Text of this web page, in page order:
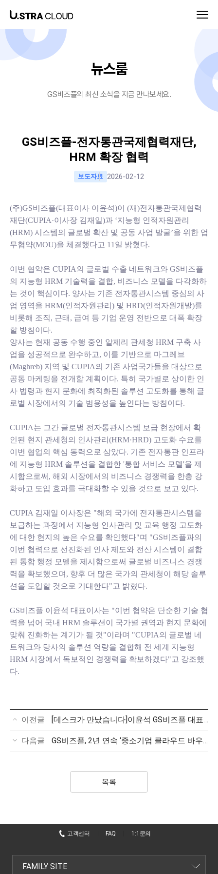
뉴스룸-GS비즈플
뉴스룸
GS비즈플의 최신 소식을 지금 만나보세요.
GS비즈플-전자통관국제협력재단,
HRM 확장 협력
보도자료 2026-02-12
(주)GS비즈플(대표이사 이윤석)이 (재)전자통관국제협력
재단(CUPIA·이사장 김재일)과 ‘지능형 인적자원관리
(HRM) 시스템의 글로벌 확산 및 공동 사업 발굴’을 위한 업
무협약(MOU)을 체결했다고 11일 밝혔다.
이번 협약은 CUPIA의 글로벌 수출 네트워크와 GS비즈플
의 지능형 HRM 기술력을 결합, 비즈니스 모델을 다각화하
는 것이 핵심이다. 양사는 기존 전자통관시스템 중심의 사
업 영역을 HRM(인적자원관리) 및 HRD(인적자원개발)를
비롯해 조직, 근태, 급여 등 기업 운영 전반으로 대폭 확장
할 방침이다.
양사는 현재 공동 수행 중인 알제리 관세청 HRM 구축 사
업을 성공적으로 완수하고, 이를 기반으로 마그레브
(Maghreb) 지역 및 CUPIA의 기존 사업국가들을 대상으로
공동 마케팅을 전개할 계획이다. 특히 국가별로 상이한 인
사 법령과 현지 문화에 최적화된 솔루션 고도화를 통해 글
로벌 시장에서의 기술 범용성을 높인다는 방침이다.
CUPIA는 그간 글로벌 전자통관시스템 보급 현장에서 확
인된 현지 관세청의 인사관리(HRM·HRD) 고도화 수요를
이번 협업의 핵심 동력으로 삼았다. 기존 전자통관 인프라
에 지능형 HRM 솔루션을 결합한 '통합 서비스 모델'을 제
시함으로써, 해외 시장에서의 비즈니스 경쟁력을 한층 강
화하고 도입 효과를 극대화할 수 있을 것으로 보고 있다.
CUPIA 김재일 이사장은 "해외 국가에 전자통관시스템을
보급하는 과정에서 지능형 인사관리 및 교육 행정 고도화
에 대한 현지의 높은 수요를 확인했다"며 "GS비즈플과의
이번 협력으로 선진화된 인사 제도와 전산 시스템이 결합
된 통합 행정 모델을 제시함으로써 글로벌 비즈니스 경쟁
력을 확보했으며, 향후 더 많은 국가의 관세청이 해당 솔루
션을 도입할 것으로 기대한다"고 밝혔다.
GS비즈플 이윤석 대표이사는 "이번 협약은 단순한 기술 협
력을 넘어 국내 HRM 솔루션이 국가별 권역과 현지 문화에
맞춰 진화하는 계기가 될 것"이라며 "CUPIA의 글로벌 네
트워크와 당사의 솔루션 역량을 결합해 전 세계 지능형
HRM 시장에서 독보적인 경쟁력을 확보하겠다"고 강조했
다.
이전글 [데스크가 만났습니다]이윤석 GS비즈플 대표, “고객 성장 돕는 'Custom SaaS'로 B2B 플랫폼 1위 도약”
다음글 GS비즈플, 2년 연속 ‘중소기업 클라우드 바우처’ 공급기업 선정
목록
고객센터 FAQ 1:1문의